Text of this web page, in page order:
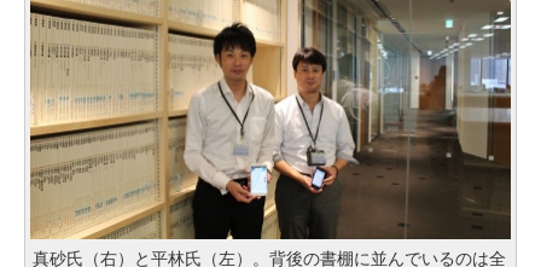
真砂氏（右）と平林氏（左）。背後の書棚に並んでいるのは全